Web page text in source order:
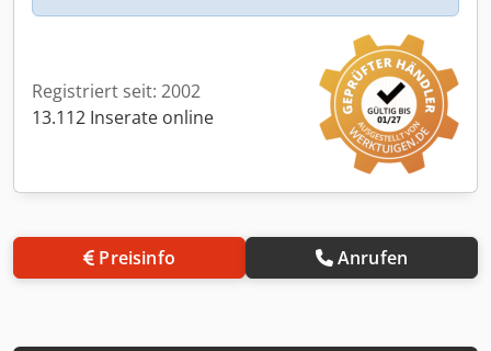
Registriert seit: 2002
13.112 Inserate online
Preisinfo Anrufen